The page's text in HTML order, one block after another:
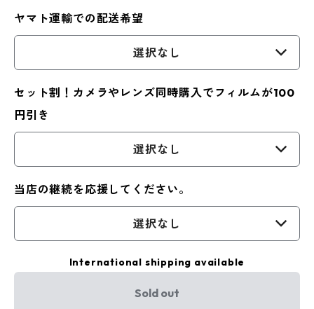
ヤマト運輸での配送希望
選択なし
セット割！カメラやレンズ同時購入でフィルムが100
円引き
選択なし
当店の継続を応援してください。
選択なし
International shipping available
Sold out